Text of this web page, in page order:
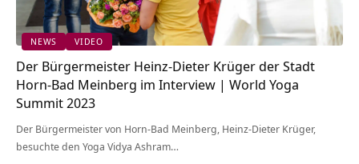
NEWS VIDEO
Der Bürgermeister Heinz-Dieter Krüger der Stadt
Horn-Bad Meinberg im Interview | World Yoga
Summit 2023
Der Bürgermeister von Horn-Bad Meinberg, Heinz-Dieter Krüger,
besuchte den Yoga Vidya Ashram…